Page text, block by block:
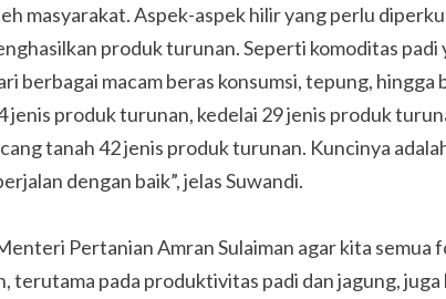
masyarakat. Aspek-aspek hilir yang perlu
produk turunan. Seperti komoditas
berbagai macam beras konsumsi, tepung,
jenis produk turunan, kedelai 29 jenis produk
tanah 42 jenis produk turunan. Kuncinya
dengan baik”, jelas Suwandi.
Pertanian Amran Sulaiman agar kita
terutama pada produktivitas padi dan jagung,